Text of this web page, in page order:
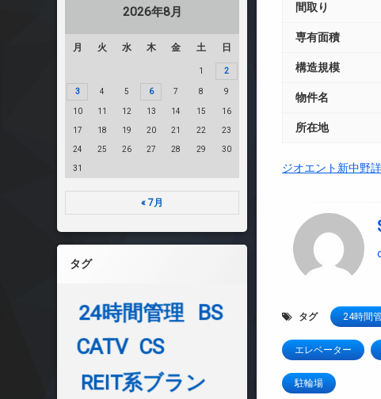
間取り
専有面積
構造規模
物件名
所在地
ジオエント新中野
タグ 24時間
エレベーター
駐輪場
2026年8月
月 火 水 木 金 土 日
1 2
3 4 5 6 7 8 9
10 11 12 13 14 15 16
17 18 19 20 21 22 23
24 25 26 27 28 29 30
31
« 7月
タグ
24時間管理
BS
CATV CS
REIT系ブラン